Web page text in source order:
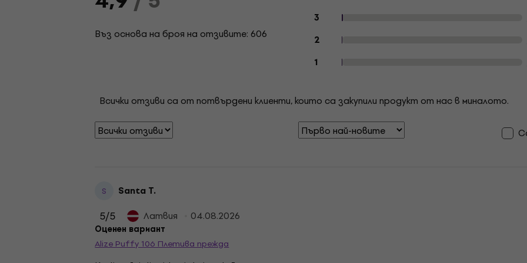
Въз основа на броя на отзивите: 606
3
2
1
Всички отзиви са от потвърдени клиенти, които са закупили продукт от нас в миналото.
S Santa T.
5/5 Латвия 04.08.2026
Оценен вариант
Alize Puffy 106 Плетива прежда